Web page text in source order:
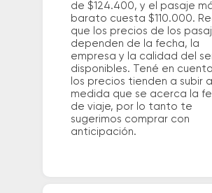
de $124.400, y el pasaje
barato cuesta $110.000.
que los precios de los
dependen de la fecha, la
empresa y la calidad del
disponibles. Tené en
los precios tienden a subir a
medida que se acerca la
de viaje, por lo tanto te
sugerimos comprar con
anticipación.